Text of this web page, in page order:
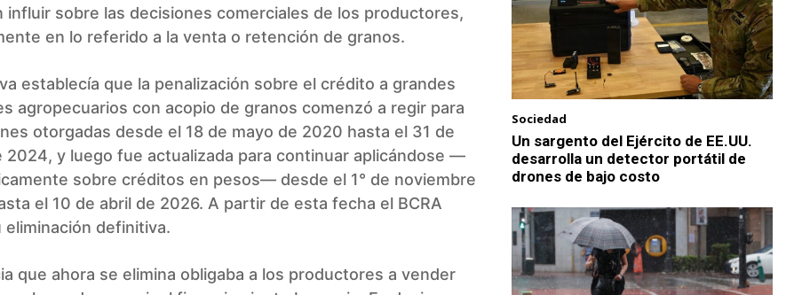
influir sobre las decisiones comerciales de los productores,
en lo referido a la venta o retención de granos.
establecía que la penalización sobre el crédito a grandes
agropecuarios con acopio de granos comenzó a regir para
otorgadas desde el 18 de mayo de 2020 hasta el 31 de
2024, y luego fue actualizada para continuar aplicándose —
sobre créditos en pesos— desde el 1° de noviembre
el 10 de abril de 2026. A partir de esta fecha el BCRA
eliminación definitiva.
que ahora se elimina obligaba a los productores a vender
Sociedad
Un sargento del Ejército de EE.UU.
desarrolla un detector portátil de
drones de bajo costo